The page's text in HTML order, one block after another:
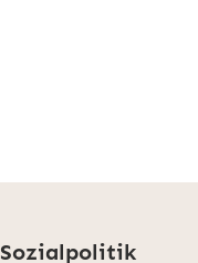
Sozialpolitik